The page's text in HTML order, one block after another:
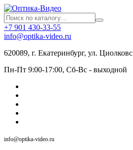
+7 901 430-33-55
info@optika-video.ru
620089, г. Екатеринбург, ул.
Пн-Пт 9:00-17:00, Сб-Вс - выходной
info@optika-video.ru